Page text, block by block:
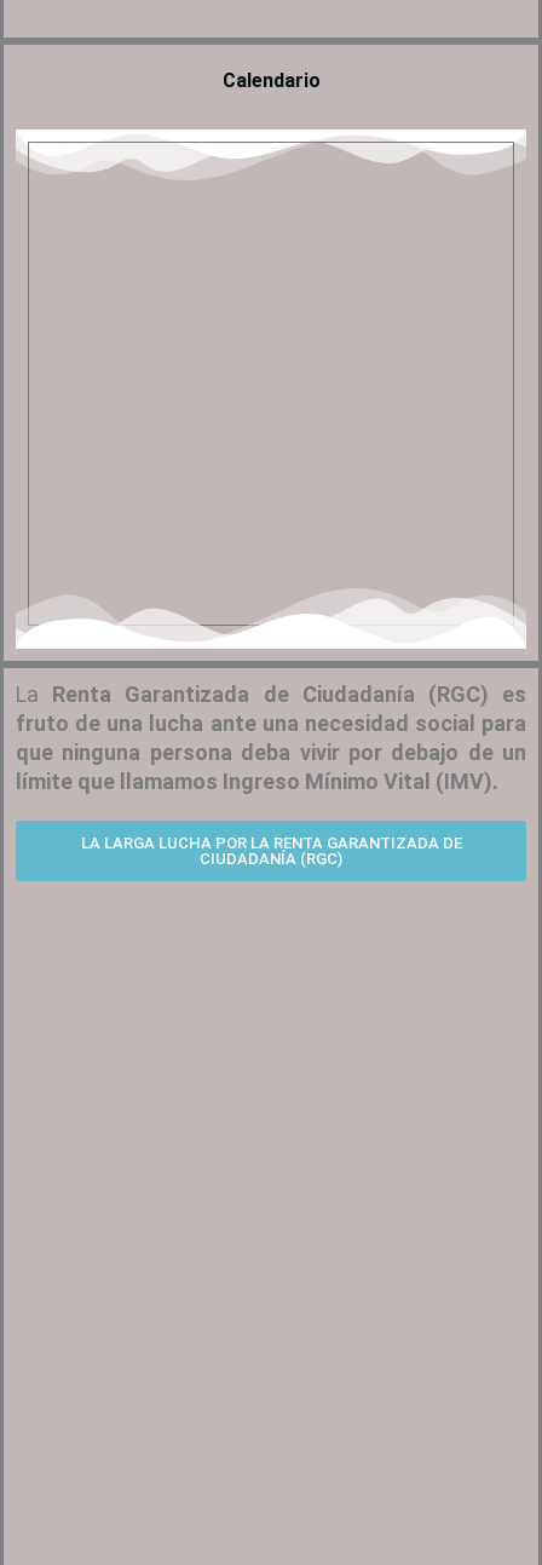
Calendario
La Renta Garantizada de Ciudadanía (RGC) es
fruto de una lucha ante una necesidad social para
que ninguna persona deba vivir por debajo de un
límite que llamamos Ingreso Mínimo Vital (IMV).
LA LARGA LUCHA POR LA RENTA GARANTIZADA DE
CIUDADANÍA (RGC)